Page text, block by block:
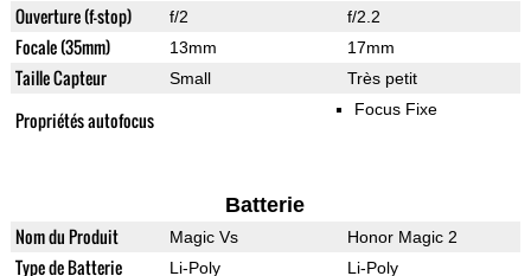
Ouverture (f-stop) f/2 f/2.2
Focale (35mm) 13mm 17mm
Taille Capteur Small Très petit
Propriétés autofocus Focus Fixe
Batterie
Nom du Produit Magic Vs Honor Magic 2
Type de Batterie Li-Poly Li-Poly